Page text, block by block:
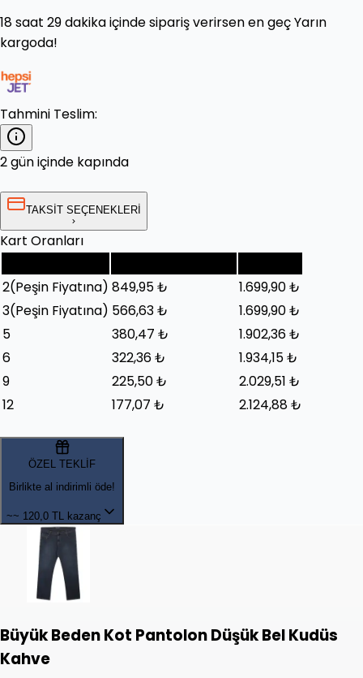
18 saat 29 dakikaiçinde sipariş verirsen en geçYarın
kargoda!
Tahmini Teslim:
2 gün içinde kapında
TAKSİT SEÇENEKLERİ
Kart Oranları
2(Peşin Fiyatına) 849,95 ₺
1.699,90 ₺
3(Peşin Fiyatına) 566,63 ₺
1.699,90 ₺
5
380,47 ₺
1.902,36 ₺
6
322,36 ₺
1.934,15 ₺
9
225,50 ₺
2.029,51 ₺
12
177,07 ₺ 2.124,88 ₺
ÖZEL TEKLİF
Birlikte al indirimli öde!
~~ 120,0 TL kazanç
Büyük Beden Kot Pantolon Düşük Bel Kudüs
Kahve